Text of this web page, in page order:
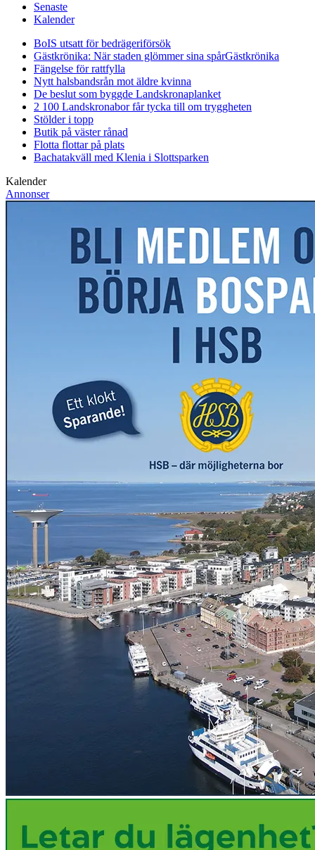
Senaste
Kalender
BoIS utsatt för bedrägeriförsök
Gästkrönika: När staden glömmer sina spårGästkrönika
Fängelse för rattfylla
Nytt halsbandsrån mot äldre kvinna
De beslut som byggde Landskronaplanket
2 100 Landskronabor får tycka till om tryggheten
Stölder i topp
Butik på väster rånad
Flotta flottar på plats
Bachatakväll med Klenia i Slottsparken
Kalender
Annonser